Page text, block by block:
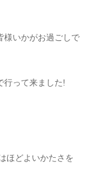
様いかがお過ごしで
行って来ました!
ほどよいかたさを